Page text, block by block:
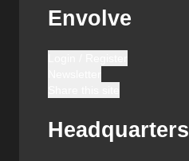
Envolve
Headquarters